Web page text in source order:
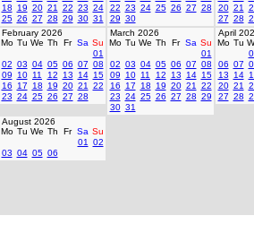
18
19 20 21 22 23 24
25 26 27 28 29 30 31
22 23 24 25 26 27 28
29 30
20 21
27 28
February 2026
Mo Tu We Th Fr Sa Su
01
02 03 04 05 06 07 08
09
10 11 12 13 14 15
16
17 18 19 20 21
22
23 24 25 26 27 28
March 2026
Mo Tu We Th Fr Sa Su
01
02 03 04 05 06 07 08
09
10 11 12 13 14 15
16
17 18 19 20 21
22
23 24 25 26 27 28 29
30 31
April
Mo Tu
06 07
13
14
20 21
27 28
August 2026
Mo Tu We Th Fr Sa Su
01
02
03 04 05 06